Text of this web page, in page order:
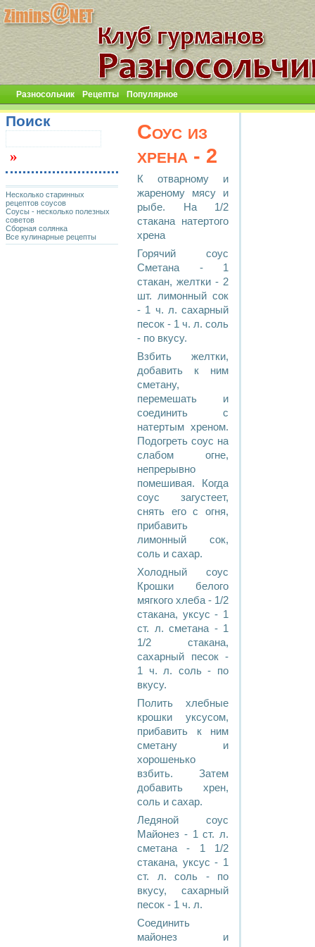
Разносольчик Рецепты Популярное
Соус из
хрена - 2
К отварному и
жареному мясу и
рыбе. На 1/2
стакана натертого
хрена
Горячий соус
Сметана - 1
стакан, желтки - 2
шт. лимонный сок
- 1 ч. л. сахарный
песок - 1 ч. л. соль
- по вкусу.
Взбить желтки,
добавить к ним
сметану,
перемешать и
соединить с
натертым хреном.
Подогреть соус на
слабом огне,
непрерывно
помешивая. Когда
соус загустеет,
снять его с огня,
прибавить
лимонный сок,
соль и сахар.
Холодный соус
Крошки белого
мягкого хлеба - 1/2
стакана, уксус - 1
ст. л. сметана - 1
1/2 стакана,
сахарный песок -
1 ч. л. соль - по
вкусу.
Полить хлебные
крошки уксусом,
прибавить к ним
сметану и
хорошенько
взбить. Затем
добавить хрен,
соль и сахар.
Ледяной соус
Майонез - 1 ст. л.
сметана - 1 1/2
стакана, уксус - 1
ст. л. соль - по
вкусу, сахарный
песок - 1 ч. л.
Соединить
майонез и
Поиск
Несколько старинных
рецептов соусов
Соусы - несколько полезных
советов
Сборная солянка
Все кулинарные рецепты